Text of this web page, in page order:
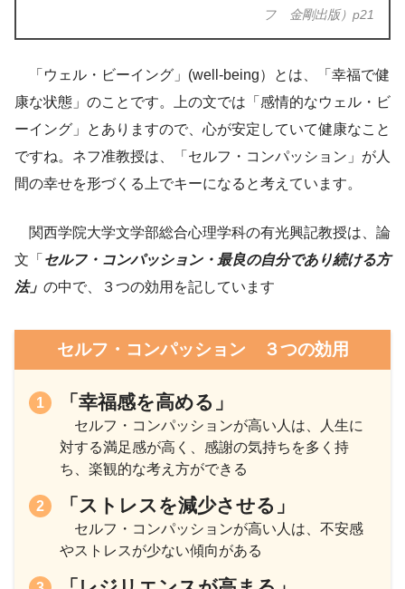
フ 金剛出版）p21
「ウェル・ビーイング」(well-being）とは、「幸福で健
康な状態」のことです。上の文では「感情的なウェル・ビ
ーイング」とありますので、心が安定していて健康なこと
ですね。ネフ准教授は、「セルフ・コンパッション」が人
間の幸せを形づくる上でキーになると考えています。
関西学院大学文学部総合心理学科の有光興記教授は、論
文「 セルフ・コンパッション・最良の自分であり続ける方
法」 の中で、３つの効用を記しています
セルフ・コンパッション ３つの効用
「幸福感を高める」
セルフ・コンパッションが高い人は、人生に
対する満足感が高く、感謝の気持ちを多く持
ち、楽観的な考え方ができる
「ストレスを減少させる」
セルフ・コンパッションが高い人は、不安感
やストレスが少ない傾向がある